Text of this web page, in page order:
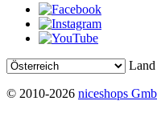
Land
© 2010-2026 niceshops